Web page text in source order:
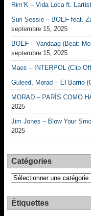
Rim’K – Vida Loca ft.
Suri Sessie – BOEF feat.
septembre 15, 2025
BOEF – Vandaag (Beat:
septembre 15, 2025
Maes – INTERPOL (Clip
Guleed, Morad – El Barrio
MORAD – PARÍS COMO
2025
Jim Jones – Blow Your
2025
Catégories
Catégories
Étiquettes